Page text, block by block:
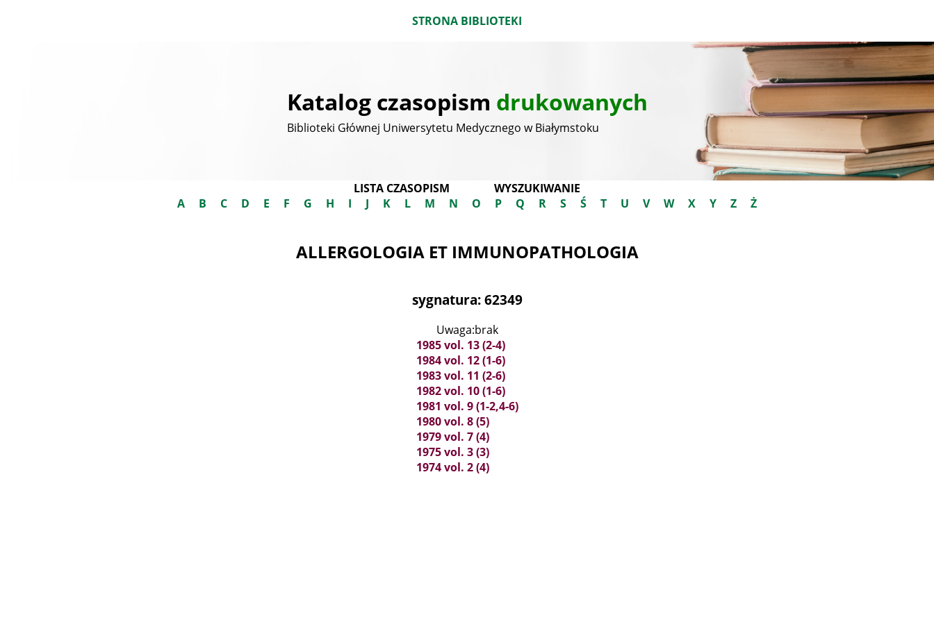
STRONA BIBLIOTEKI
Katalog czasopism drukowanych
Biblioteki Głównej Uniwersytetu Medycznego w Białymstoku
LISTA CZASOPISM
WYSZUKIWANIE
A
B C D E F G H I J K L M N O P Q R S Ś T U V W X Y Z Ż
ALLERGOLOGIA ET IMMUNOPATHOLOGIA
sygnatura: 62349
Uwaga:brak
1985 vol. 13 (2-4)
1984 vol. 12 (1-6)
1983 vol. 11 (2-6)
1982 vol. 10 (1-6)
1981 vol. 9 (1-2,4-6)
1980 vol. 8 (5)
1979 vol. 7 (4)
1975 vol. 3 (3)
1974 vol. 2 (4)